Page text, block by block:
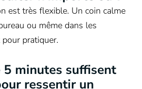
est très flexible. Un coin calme
ou même dans les
pratiquer.
5 minutes suffisent
ressentir un